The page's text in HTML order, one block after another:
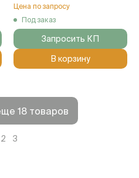
Цена по запросу
Под заказ
Запросить КП
В корзину
18 товаров
2 3